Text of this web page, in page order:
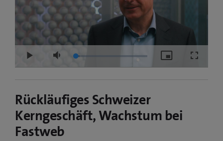
Play Mute Loaded
Picture-
in-
Rückläufiges Schweizer
Kerngeschäft, Wachstum bei
Fastweb